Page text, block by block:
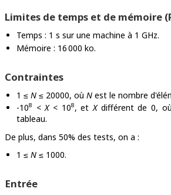
Limites de temps et de mémoire
Temps : 1 s sur une machine à 1 GHz.
Mémoire : 16 000 ko.
Contraintes
1 ≤ N ≤ 20000, où N est le nombre
-108 <X< 108, etXdifférent de 0,
tableau.
De plus, dans 50% des tests, on a :
1 ≤ N ≤ 1000.
Entrée